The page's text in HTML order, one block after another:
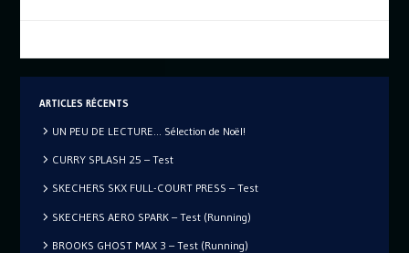
ARTICLES RÉCENTS
UN PEU DE LECTURE… Sélection de Noël!
CURRY SPLASH 25 – Test
SKECHERS SKX FULL-COURT PRESS – Test
SKECHERS AERO SPARK – Test (Running)
BROOKS GHOST MAX 3 – Test (Running)